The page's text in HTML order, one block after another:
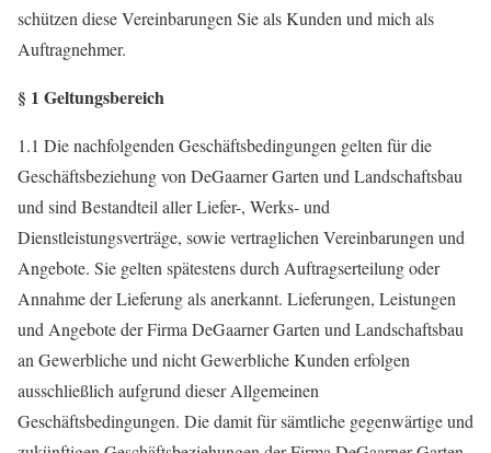
schützen diese Vereinbarungen Sie als Kunden und mich als
Auftragnehmer.
§ 1 Geltungsbereich
1.1 Die nachfolgenden Geschäftsbedingungen gelten für die
Geschäftsbeziehung von DeGaarner Garten und Landschaftsbau
und sind Bestandteil aller Liefer-, Werks- und
Dienstleistungsverträge, sowie vertraglichen Vereinbarungen und
Angebote. Sie gelten spätestens durch Auftragserteilung oder
Annahme der Lieferung als anerkannt. Lieferungen, Leistungen
und Angebote der Firma DeGaarner Garten und Landschaftsbau
an Gewerbliche und nicht Gewerbliche Kunden erfolgen
ausschließlich aufgrund dieser Allgemeinen
Geschäftsbedingungen. Die damit für sämtliche gegenwärtige und